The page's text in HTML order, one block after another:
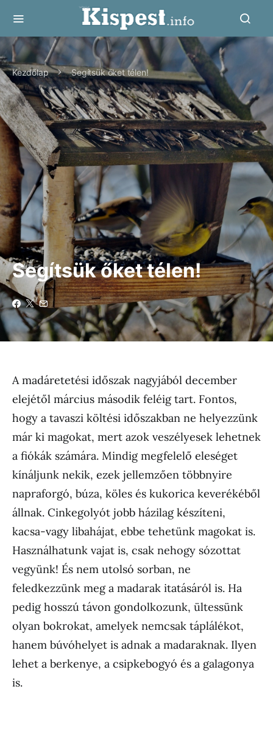
Kezdőlap Segítsük őket télen!
Segítsük őket télen!
A madáretetési időszak nagyjából december
elejétől március második feléig tart. Fontos,
hogy a tavaszi költési időszakban ne helyezzünk
már ki magokat, mert azok veszélyesek lehetnek
a fiókák számára. Mindig megfelelő eleséget
kínáljunk nekik, ezek jellemzően többnyire
napraforgó, búza, köles és kukorica keverékéből
állnak. Cinkegolyót jobb házilag készíteni,
kacsa-vagy libahájat, ebbe tehetünk magokat is.
Használhatunk vajat is, csak nehogy sózottat
vegyünk! És nem utolsó sorban, ne
feledkezzünk meg a madarak itatásáról is. Ha
pedig hosszú távon gondolkozunk, ültessünk
olyan bokrokat, amelyek nemcsak táplálékot,
hanem búvóhelyet is adnak a madaraknak. Ilyen
lehet a berkenye, a csipkebogyó és a galagonya
is.